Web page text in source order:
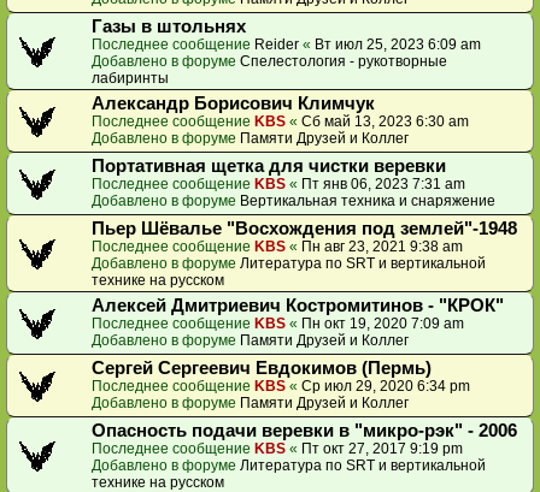
Газы в штольнях
Последнее сообщение Reider « Вт июл 25, 2023 6:09 am
Добавлено в форуме Спелестология - рукотворные
лабиринты
Александр Борисович Климчук
Последнее сообщение KBS « Сб май 13, 2023 6:30 am
Добавлено в форуме Памяти Друзей и Коллег
Портативная щетка для чистки веревки
Последнее сообщение KBS « Пт янв 06, 2023 7:31 am
Добавлено в форуме Вертикальная техника и снаряжение
Пьер Шёвалье "Восхождения под землей"-1948
Последнее сообщение KBS « Пн авг 23, 2021 9:38 am
Добавлено в форуме Литература по SRT и вертикальной
технике на русском
Алексей Дмитриевич Костромитинов - "КРОК"
Последнее сообщение KBS « Пн окт 19, 2020 7:09 am
Добавлено в форуме Памяти Друзей и Коллег
Сергей Сергеевич Евдокимов (Пермь)
Последнее сообщение KBS « Ср июл 29, 2020 6:34 pm
Добавлено в форуме Памяти Друзей и Коллег
Опасность подачи веревки в "микро-рэк" - 2006
Последнее сообщение KBS « Пт окт 27, 2017 9:19 pm
Добавлено в форуме Литература по SRT и вертикальной
технике на русском